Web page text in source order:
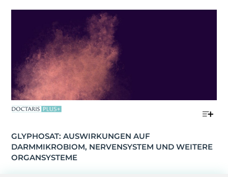
GLYPHOSAT: AUSWIRKUNGEN AUF
DARMMIKROBIOM, NERVENSYSTEM UND WEITERE
ORGANSYSTEME